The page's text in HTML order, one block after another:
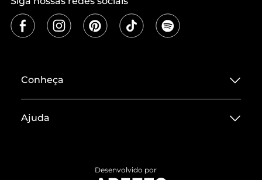
Conheça
Termos de Uso
Ajuda
Desenvolvido por